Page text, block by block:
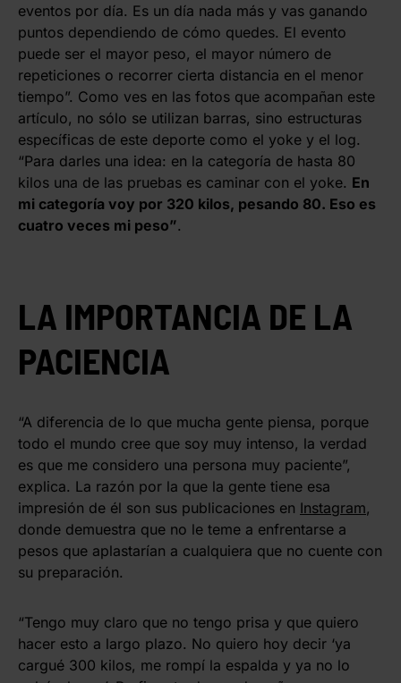
eventos por día. Es un día nada más y vas ganando
puntos dependiendo de cómo quedes. El evento
puede ser el mayor peso, el mayor número de
repeticiones o recorrer cierta distancia en el menor
tiempo”. Como ves en las fotos que acompañan este
artículo, no sólo se utilizan barras, sino estructuras
específicas de este deporte como el yoke y el log.
“Para darles una idea: en la categoría de hasta 80
kilos una de las pruebas es caminar con el yoke. En
mi categoría voy por 320 kilos, pesando 80. Eso es
cuatro veces mi peso”.
LA IMPORTANCIA DE LA
PACIENCIA
“A diferencia de lo que mucha gente piensa, porque
todo el mundo cree que soy muy intenso, la verdad
es que me considero una persona muy paciente”,
explica. La razón por la que la gente tiene esa
impresión de él son sus publicaciones en Instagram,
donde demuestra que no le teme a enfrentarse a
pesos que aplastarían a cualquiera que no cuente con
su preparación.
“Tengo muy claro que no tengo prisa y que quiero
hacer esto a largo plazo. No quiero hoy decir ‘ya
cargué 300 kilos, me rompí la espalda y ya no lo